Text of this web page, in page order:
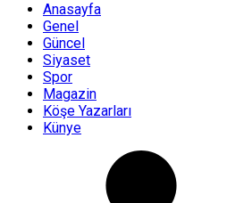
Anasayfa
Genel
Güncel
Siyaset
Spor
Magazin
Köşe Yazarları
Künye